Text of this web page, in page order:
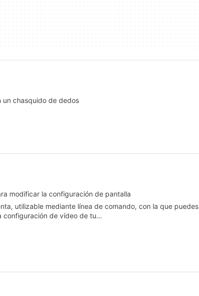
un chasquido de dedos
modificar la configuración de pantalla
utilizable mediante línea de comando, con la que puedes
configuración de vídeo de tu…